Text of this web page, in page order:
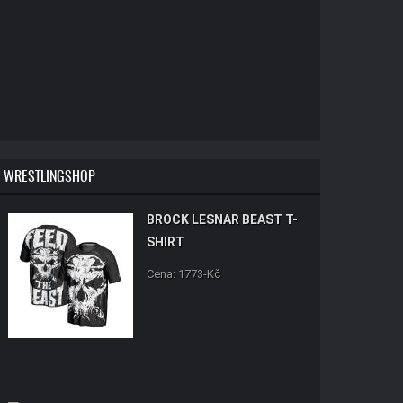
WRESTLINGSHOP
BROCK LESNAR BEAST T-
SHIRT
Cena: 1773-Kč